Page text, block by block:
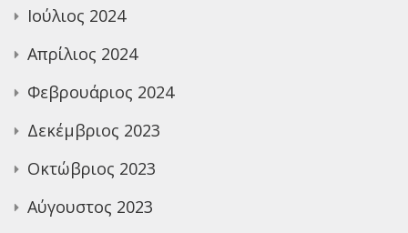
Ιούλιος 2024
Απρίλιος 2024
Φεβρουάριος 2024
Δεκέμβριος 2023
Οκτώβριος 2023
Αύγουστος 2023